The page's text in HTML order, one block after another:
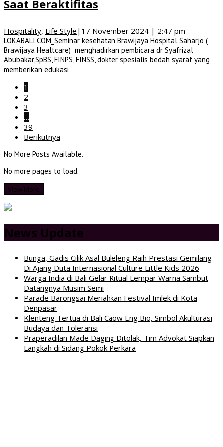
Saat Beraktifitas
Hospitality, Life Style | 17 November 2024 | 2:47 pm
LOKABALI.COM_Seminar kesehatan Brawijaya Hospital Saharjo (
Brawijaya Healtcare) menghadirkan pembicara dr Syafrizal
Abubakar,SpBS, FINPS, FINSS, dokter spesialis bedah syaraf yang
memberikan edukasi
1
2
3
…
39
Berikutnya
No More Posts Available.
No more pages to load.
View More
News Update
Bunga, Gadis Cilik Asal Buleleng Raih Prestasi Gemilang
Di Ajang Duta Internasional Culture Little Kids 2026
Warga India di Bali Gelar Ritual Lempar Warna Sambut
Datangnya Musim Semi
Parade Barongsai Meriahkan Festival Imlek di Kota
Denpasar
Klenteng Tertua di Bali Caow Eng Bio, Simbol Akulturasi
Budaya dan Toleransi
Praperadilan Made Daging Ditolak, Tim Advokat Siapkan
Langkah di Sidang Pokok Perkara